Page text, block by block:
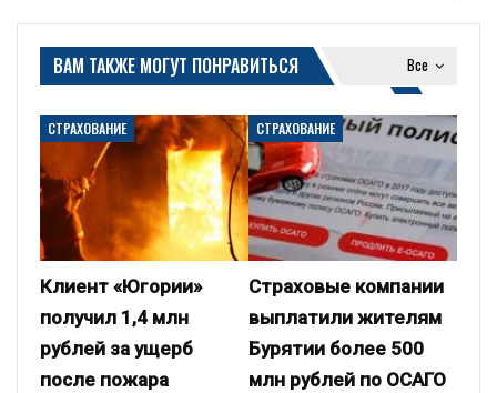
Все
ВАМ ТАКЖЕ МОГУТ ПОНРАВИТЬСЯ
СТРАХОВАНИЕ
Клиент «Югории»
получил 1,4 млн
рублей за ущерб
после пожара
СТРАХОВАНИЕ
Страховые компании
выплатили жителям
Бурятии более 500
млн рублей по ОСАГО